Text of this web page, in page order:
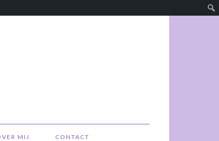
MIJ CONTACT